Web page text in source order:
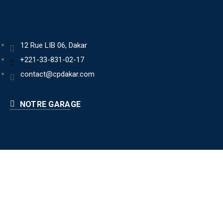
12 Rue LIB 06, Dakar
+221-33-831-02-17
contact@cpdakar.com
NOTRE GARAGE